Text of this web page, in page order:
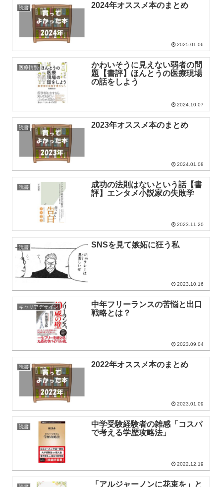
読書 2024年オススメ本のまとめ
2025.01.06
医療情勢
かわいそうに見えない弱者の問
題【書評】ほんとうの医療現場
の話をしよう
2024.10.07
読書 2023年オススメ本のまとめ
2024.01.08
読書
成功の法則はないという話【書
評】エンタメ小説家の失敗学
2023.11.20
読書 SNSを見て嫉妬に狂う私
2023.10.16
キャリアデザイン
中年フリーランスの苦悩と出口
戦略とは？
2023.09.04
読書 2022年オススメ本のまとめ
2023.01.09
読書
中学受験経験者の雑感「コスパ
で考える学歴攻略法」
2022.12.19
「アルジャーノンに花束を」と